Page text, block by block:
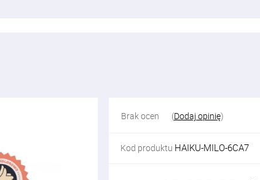
Brak ocen (Dodaj opinię)
Kod produktu HAIKU-MILO-6CA7